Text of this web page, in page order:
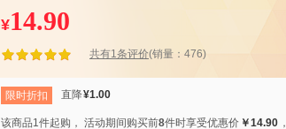
¥14.90
共有1条评价(销量：476)
限时折扣 直降¥1.00
该商品1件起购， 活动期间购买前8件时享受优惠价 ￥14.90